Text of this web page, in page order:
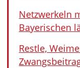
Netzwerkeln
Bayerischen
Restle,